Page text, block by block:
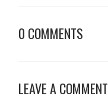
0 COMMENTS
LEAVE A COMMENT